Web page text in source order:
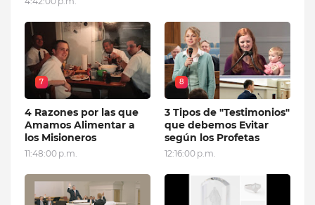
7
4 Razones por las que
Amamos Alimentar a
los Misioneros
11:48:00 p.m.
8
3 Tipos de "Testimonios"
que debemos Evitar
según los Profetas
12:16:00 p.m.